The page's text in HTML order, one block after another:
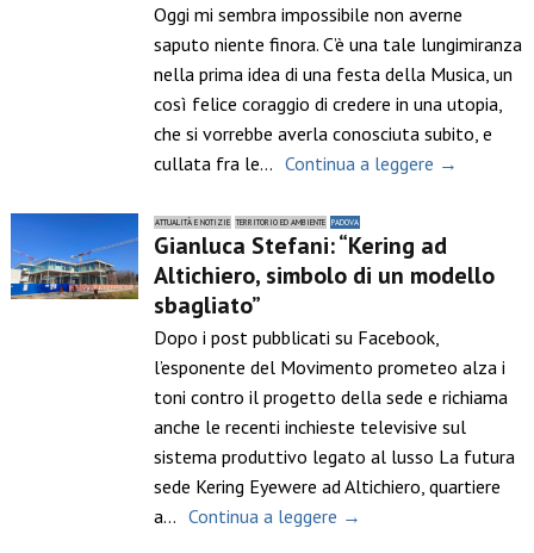
Oggi mi sembra impossibile non averne
saputo niente finora. C’è una tale lungimiranza
nella prima idea di una festa della Musica, un
così felice coraggio di credere in una utopia,
che si vorrebbe averla conosciuta subito, e
cullata fra le… Continua a leggere →
ATTUALITÀ E NOTIZIE TERRITORIO ED AMBIENTE PADOVA
Gianluca Stefani: “Kering ad
Altichiero, simbolo di un modello
sbagliato”
Dopo i post pubblicati su Facebook,
l’esponente del Movimento prometeo alza i
toni contro il progetto della sede e richiama
anche le recenti inchieste televisive sul
sistema produttivo legato al lusso La futura
sede Kering Eyewere ad Altichiero, quartiere
a… Continua a leggere →